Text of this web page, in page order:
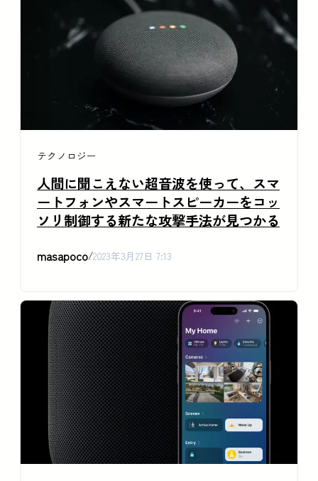
テクノロジー
人間に聞こえない超音波を使って、スマ
ートフォンやスマートスピーカーをコッ
ソリ制御する新たな攻撃手法が見つかる
masapoco/2023年3月27日 7:13